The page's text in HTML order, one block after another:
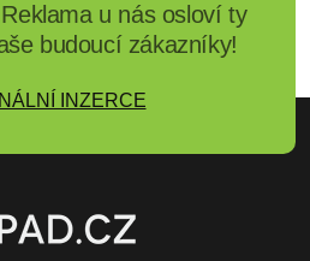
u nás osloví ty
budoucí zákazníky!
INZERCE